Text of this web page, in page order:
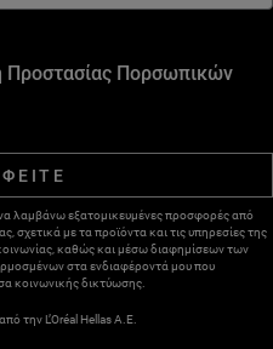
Πορσωπικών
λαμβάνω εξατομικευμένες προσφορές από
σχετικά με τα προϊόντα και τις υπηρεσίες της
καθώς και μέσω διαφημίσεων των
στα ενδιαφέροντά μου που
κοινωνικής δικτύωσης.
την L’Oréal Hellas A.E.